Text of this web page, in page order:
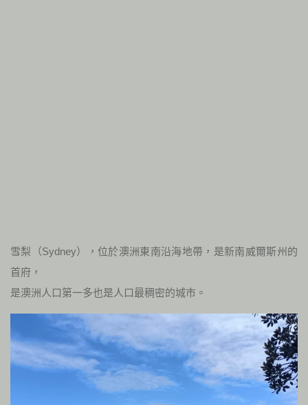
雪梨（Sydney），位於澳洲東南沿海地帶，是新南威爾斯州的
首府，
是澳洲人口第一多也是人口最稠密的城市。